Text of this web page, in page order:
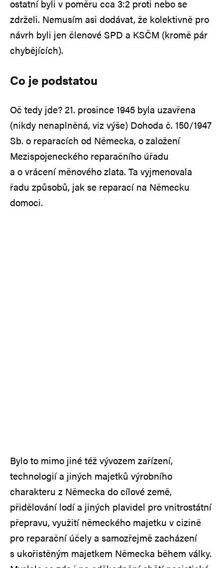
ostatní byli v poměru cca 3:2 proti nebo se
zdrželi. Nemusím asi dodávat, že kolektivně pro
návrh byli jen členové SPD a KSČM (kromě pár
chybějících).
Co je podstatou
Oč tedy jde? 21. prosince 1945 byla uzavřena
(nikdy nenaplněná, viz výše) Dohoda č. 150/1947
Sb. o reparacích od Německa, o založení
Mezispojeneckého reparačního úřadu
a o vrácení měnového zlata. Ta vyjmenovala
řadu způsobů, jak se reparací na Německu
domoci.
Bylo to mimo jiné též vývozem zařízení,
technologií a jiných majetků výrobního
charakteru z Německa do cílové země,
přidělování lodí a jiných plavidel pro vnitrostátní
přepravu, využití německého majetku v cizině
pro reparační účely a samozřejmě zacházení
s ukořistěným majetkem Německa během války.